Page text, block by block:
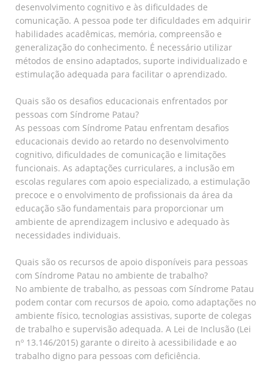
desenvolvimento cognitivo e às dificuldades de
comunicação. A pessoa pode ter dificuldades em adquirir
habilidades acadêmicas, memória, compreensão e
generalização do conhecimento. É necessário utilizar
métodos de ensino adaptados, suporte individualizado e
estimulação adequada para facilitar o aprendizado.
Quais são os desafios educacionais enfrentados por
pessoas com Síndrome Patau?
As pessoas com Síndrome Patau enfrentam desafios
educacionais devido ao retardo no desenvolvimento
cognitivo, dificuldades de comunicação e limitações
funcionais. As adaptações curriculares, a inclusão em
escolas regulares com apoio especializado, a estimulação
precoce e o envolvimento de profissionais da área da
educação são fundamentais para proporcionar um
ambiente de aprendizagem inclusivo e adequado às
necessidades individuais.
Quais são os recursos de apoio disponíveis para pessoas
com Síndrome Patau no ambiente de trabalho?
No ambiente de trabalho, as pessoas com Síndrome Patau
podem contar com recursos de apoio, como adaptações no
ambiente físico, tecnologias assistivas, suporte de colegas
de trabalho e supervisão adequada. A Lei de Inclusão (Lei
nº 13.146/2015) garante o direito à acessibilidade e ao
trabalho digno para pessoas com deficiência.